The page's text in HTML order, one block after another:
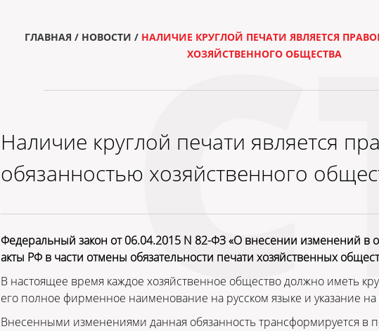
ГЛАВНАЯ / НОВОСТИ / НАЛИЧИЕ КРУГЛОЙ ПЕЧАТИ ЯВЛЯЕТСЯ
ХОЗЯЙСТВЕННОГО ОБЩЕСТВА
Наличие круглой печати является
обязанностью хозяйственного
Федеральный закон от 06.04.2015 N 82-ФЗ «О внесении изменений в
акты РФ в части отмены обязательности печати хозяйственных
В настоящее время каждое хозяйственное общество должно иметь
его полное фирменное наименование на русском языке и указание
Внесенными изменениями данная обязанность трансформируется в